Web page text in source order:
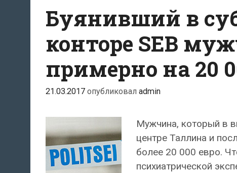
Буянивший в
конторе SEB
примерно на 20
21.03.2017 опубликовал admin
Мужчина, который в
центре Таллина и
более 20 000 евро.
психиатрической